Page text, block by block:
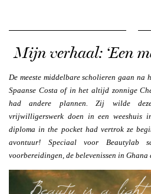
Mijn verhaal: ‘Een
De meeste middelbare scholieren gaan na
Spaanse Costa of in het altijd zonnige
had andere plannen. Zij wilde
vrijwilligerswerk doen in een weeshuis
diploma in the pocket had vertrok ze
avontuur! Speciaal voor Beautylab
voorbereidingen, de belevenissen in Ghana